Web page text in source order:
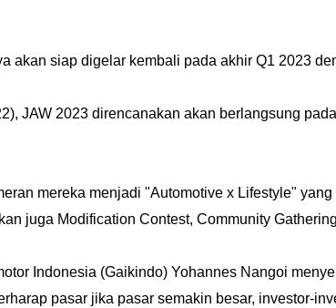
akan siap digelar kembali pada akhir Q1 2023
JAW 2023 direncanakan akan berlangsung
mereka menjadi "Automotive x Lifestyle"
juga Modification Contest, Community
Indonesia (Gaikindo) Yohannes Nangoi
pasar jika pasar semakin besar, investor-